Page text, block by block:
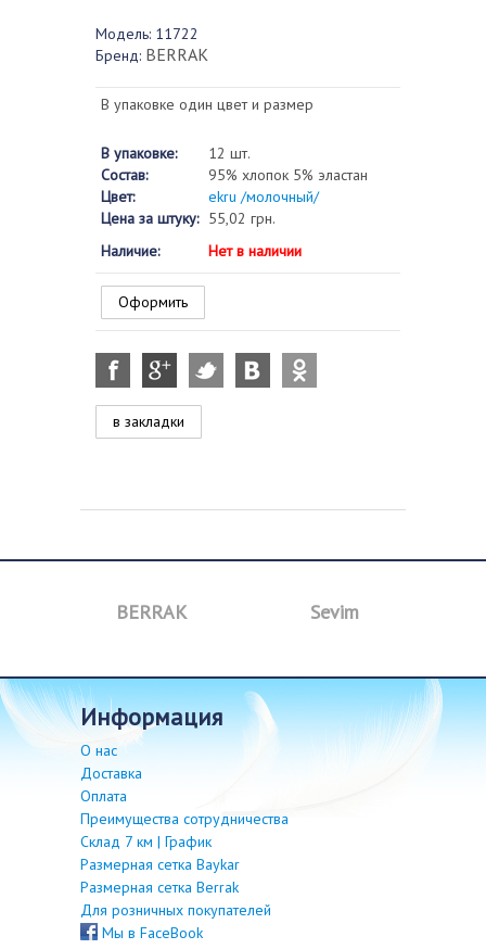
Модель: 11722
Бренд: BERRAK
В упаковке один цвет и размер
В упаковке:
12 шт.
Состав:
95% хлопок 5% эластан
Цвет:
ekru /молочный/
Цена за штуку: 55,02 грн.
Наличие:
Нет в наличии
Оформить
в закладки
BERRAK Sevim
информация
О нас
Доставка
Оплата
Преимущества сотрудничества
Склад 7 км | График
Размерная сетка Baykar
Размерная сетка Berrak
Для розничных покупателей
Мы в FaceBook